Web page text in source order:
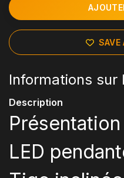
SAVE
Informations sur
Description
LED